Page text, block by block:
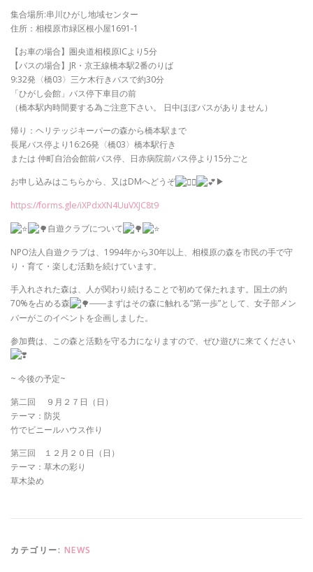
集合場所:串川ひがし地域センター
住所：相模原市緑区根小屋1691-1
【お車の場合】圏央道相模原ICより5分
【バスの場合】JR・京王線橋本駅2番のりば
9:32発〈橋03〉三ケ木行きバスで約30分
「ひがし会館」バス停下車目の前
（橋本駅内時間要する為ご注意下さい。 日中ほぼバスがありません）
帰り：ヘリテッジキーパーの森から橋本駅まで
長尾バス停より16:26発〈橋03〉橋本駅行き
または 仲町自治会館前バス停、日赤病院前バス停より15分ごと
お申し込みはこちらから、又はDMへどうぞ
▶︎
https://forms.gle/iXPdxXN4UuVXJC8t9
自遊クラブについて
NPO法人自遊クラブは、1994年から30年以上、相模原の森を市民の手で守
り・育て・楽しむ活動を続けています。
手入れされた森は、人が関わり続けることで初めて保たれます。国土の約
70%を占める森
――まずはその森に触れる”第一歩”として、女子部メン
バーがこのイベントを企画しました。
参加費は、この森と活動を守る力になりますので、ぜひ遊びに来てください
~ 今後の予定~
第二回 ９月２７日（日）
テーマ：防災
竹でビニールハウス作り
第三回 １２月２０日（日）
テーマ：草木の彩り
草木染め
カテゴリー: NEWS